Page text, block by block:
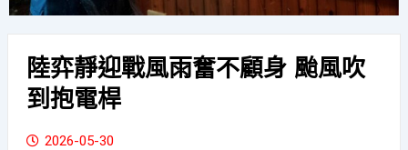
陸弈靜迎戰風雨奮不顧身 颱風吹
到抱電桿
2026-05-30